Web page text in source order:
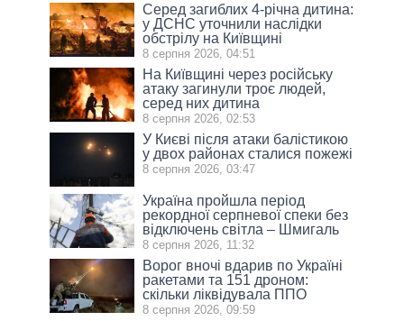
Серед загиблих 4-річна дитина:
у ДСНС уточнили наслідки
обстрілу на Київщині
8 серпня 2026, 04:51
На Київщині через російську
атаку загинули троє людей,
серед них дитина
8 серпня 2026, 02:53
У Києві після атаки балістикою
у двох районах сталися пожежі
8 серпня 2026, 03:47
Україна пройшла період
рекордної серпневої спеки без
відключень світла – Шмигаль
8 серпня 2026, 11:32
Ворог вночі вдарив по Україні
ракетами та 151 дроном:
скільки ліквідувала ППО
8 серпня 2026, 09:59